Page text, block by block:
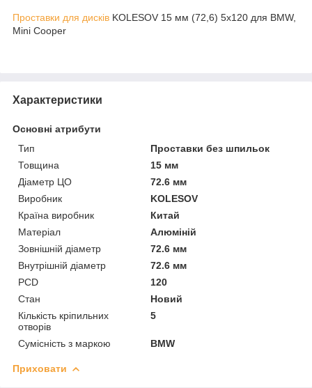
Проставки для дисків KOLESOV 15 мм (72,6) 5х120 для BMW,
Mini Cooper
Характеристики
Основні атрибути
Тип
Проставки без шпильок
Товщина
15 мм
Діаметр ЦО
72.6 мм
Виробник
KOLESOV
Країна виробник
Китай
Матеріал
Алюміній
Зовнішній діаметр
72.6 мм
Внутрішній діаметр
72.6 мм
PCD
120
Стан
Новий
Кількість кріпильних
отворів
5
Сумісність з маркою BMW
Приховати